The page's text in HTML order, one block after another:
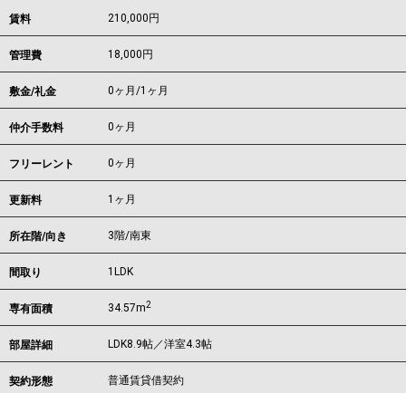
賃料 210,000 円
管理費 18,000円
敷金/礼金 0ヶ月/1ヶ月
仲介手数料 0ヶ月
フリーレント 0ヶ月
更新料 1ヶ月
所在階/向き 3階/南東
間取り 1LDK
専有面積 34.57m2
部屋詳細 LDK8.9帖／洋室4.3帖
契約形態 普通賃貸借契約